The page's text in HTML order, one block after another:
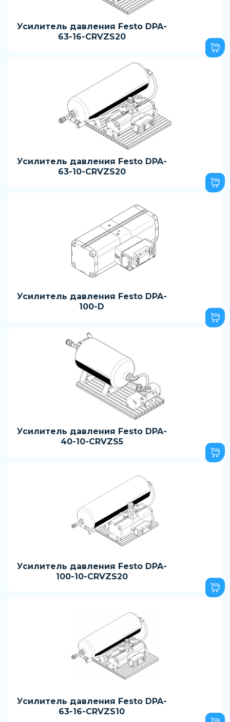
Усилитель давления Festo DPA-
63-16-CRVZS20
Усилитель давления Festo DPA-
63-10-CRVZS20
Усилитель давления Festo DPA-
100-D
Усилитель давления Festo DPA-
40-10-CRVZS5
Усилитель давления Festo DPA-
100-10-CRVZS20
Усилитель давления Festo DPA-
63-16-CRVZS10